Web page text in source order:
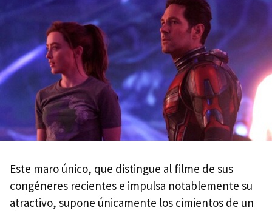
Este maro único, que distingue al filme de sus
congéneres recientes e impulsa notablemente su
atractivo, supone únicamente los cimientos de un